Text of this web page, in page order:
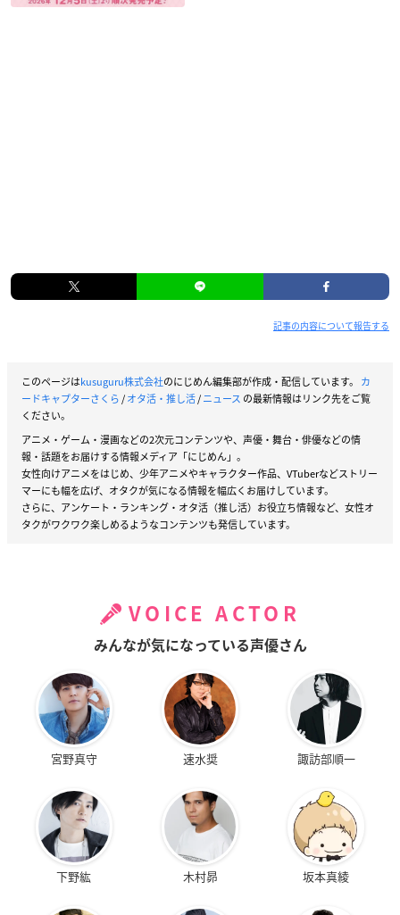
記事の内容について報告する
このページはkusuguru株式会社のにじめん編集部が作成・配信しています。 カ
ードキャプターさくら/オタ活・推し活/ニュース の最新情報はリンク先をご覧
ください。
アニメ・ゲーム・漫画などの2次元コンテンツや、声優・舞台・俳優などの情
報・話題をお届けする情報メディア「にじめん」。
女性向けアニメをはじめ、少年アニメやキャラクター作品、VTuberなどストリー
マーにも幅を広げ、オタクが気になる情報を幅広くお届けしています。
さらに、アンケート・ランキング・オタ活（推し活）お役立ち情報など、女性オ
タクがワクワク楽しめるようなコンテンツも発信しています。
VOICE ACTOR
みんなが気になっている声優さん
宮野真守 速水奨 諏訪部順一
下野紘 木村昴 坂本真綾